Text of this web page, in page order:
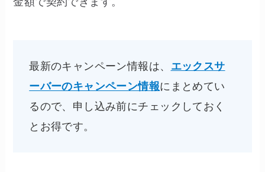
最新のキャンペーン情報は、 エックスサ
ーバーのキャンペーン情報にまとめてい
るので、申し込み前にチェックしておく
とお得です。